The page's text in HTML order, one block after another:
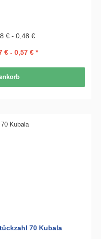
€ - 0,48 €
€ - 0,57 € *
70 Kubala